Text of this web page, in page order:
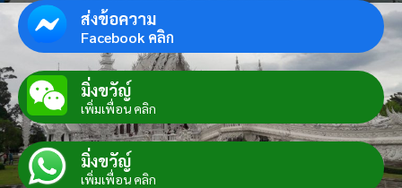
ส่งข้อความ
Facebook คลิก
มิ่งขวัญ์
เพิ่มเพื่อน คลิก
มิ่งขวัญ์
เพิ่มเพื่อน คลิก